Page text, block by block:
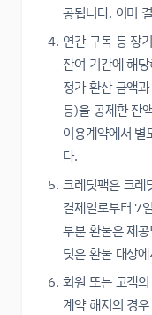
공됩니다. 이미
연간 구독 등 장
잔여 기간에 해
정가 환산 금액
등)을 공제한 잔
이용계약에서 별
다.
크레딧팩은 크레
결제일로부터 7
부분 환불은 제
딧은 환불 대상
회원 또는 고객
계약 해지의 경